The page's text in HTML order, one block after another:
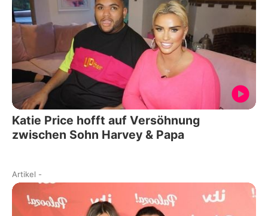
Katie Price hofft auf Versöhnung
zwischen Sohn Harvey & Papa
Artikel -